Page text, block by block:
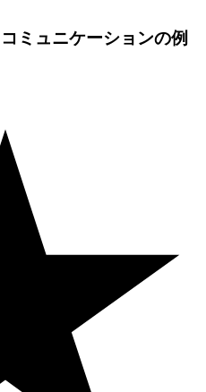
ミュニケーションの例